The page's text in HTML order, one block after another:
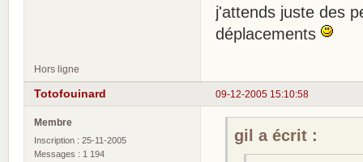
j'attends juste des
déplacements
Hors ligne
09-12-2005 15:10:58
Totofouinard
Membre
Inscription : 25-11-2005
Messages : 1 194
gil a écrit :